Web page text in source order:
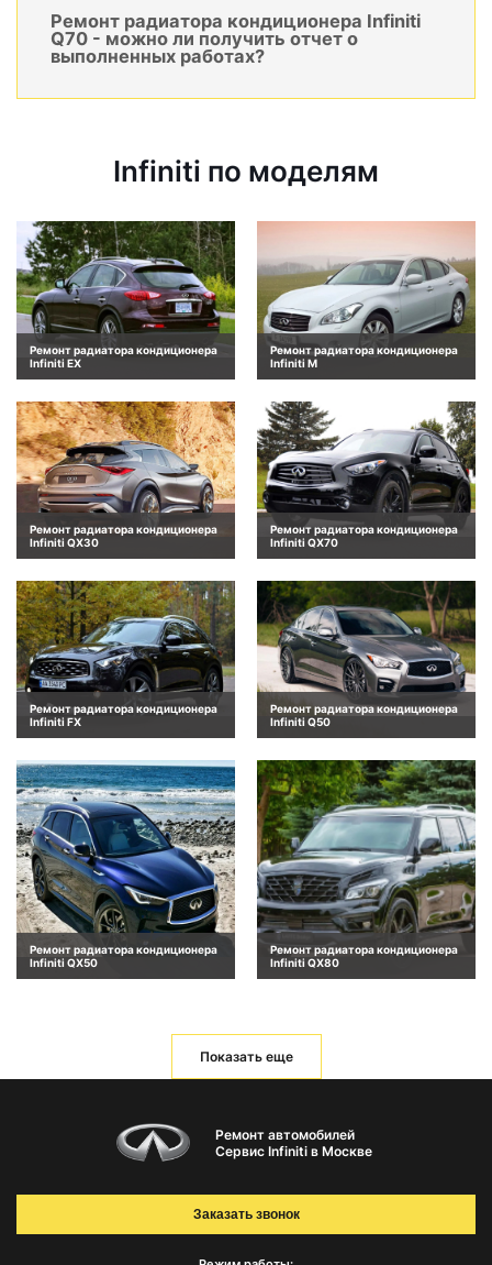
Ремонт радиатора кондиционера Infiniti
Q70 - можно ли получить отчет о
выполненных работах?
Infiniti по моделям
Ремонт радиатора кондиционера
Infiniti EX
Ремонт радиатора кондиционера
Infiniti M
Ремонт радиатора кондиционера
Infiniti QX30
Ремонт радиатора кондиционера
Infiniti QX70
Ремонт радиатора кондиционера
Infiniti FX
Ремонт радиатора кондиционера
Infiniti Q50
Ремонт радиатора кондиционера
Infiniti QX50
Ремонт радиатора кондиционера
Infiniti QX80
Показать еще
Ремонт автомобилей
Сервис Infiniti в Москве
Заказать звонок